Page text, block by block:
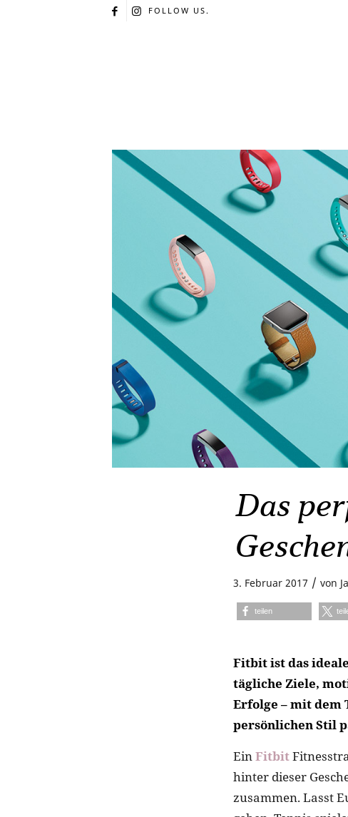
FOLLOW US.
Das
3. Februar 2017 / von
teilen
Fitbit ist das
tägliche Ziele,
Erfolge – mit dem
persönlichen Stil
EinFitbit
hinter dieser
zusammen. Lasst